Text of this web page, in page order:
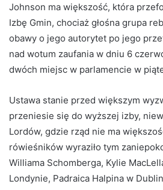
Johnson ma większość, która
Izbę Gmin, chociaż głośna grupa
obawy o jego autorytet po jego
nad wotum zaufania w dniu 6
dwóch miejsc w parlamencie w
Ustawa stanie przed większym
przeniesie się do wyższej izby,
Lordów, gdzie rząd nie ma
rówieśników wyraziło tym
Williama Schomberga, Kylie
Londynie, Padraica Halpina w